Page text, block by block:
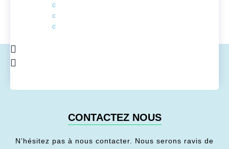
dans la
conversion
de l'énergie
CONTACTEZ NOUS
N’hésitez pas à nous contacter. Nous serons ravis de